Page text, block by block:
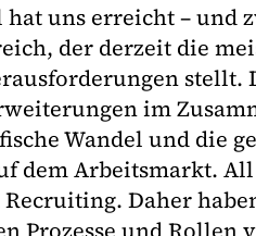
uns erreicht – und
der derzeit die
stellt.
im
Wandel und die
dem Arbeitsmarkt.
Daher